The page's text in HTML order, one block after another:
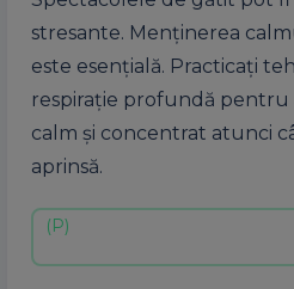
stresante. Menținerea
este esențială. Practicați
respirație profundă pentru
calm și concentrat atunci
aprinsă.